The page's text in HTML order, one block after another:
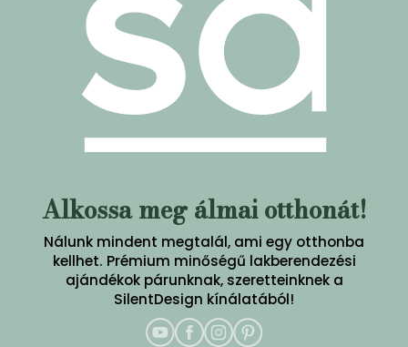
Alkossa meg álmai otthonát!
Nálunk mindent megtalál, ami egy otthonba
kellhet. Prémium minőségű lakberendezési
ajándékok párunknak, szeretteinknek a
SilentDesign kínálatából!